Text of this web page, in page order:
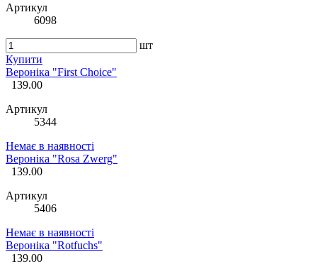
Артикул
6098
шт
Купити
Вероніка "First Choice"
139.00
Артикул
5344
Немає в наявності
Вероніка "Rosa Zwerg"
139.00
Артикул
5406
Немає в наявності
Вероніка "Rotfuchs"
139.00